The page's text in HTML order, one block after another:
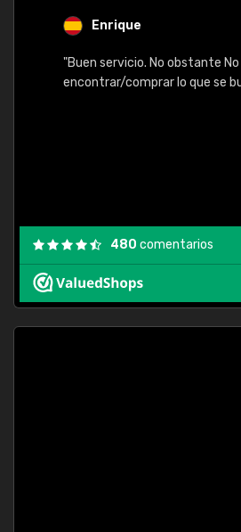
Enrique
"Buen servicio. No obstante No
encontrar/comprar lo que se
480 comentarios